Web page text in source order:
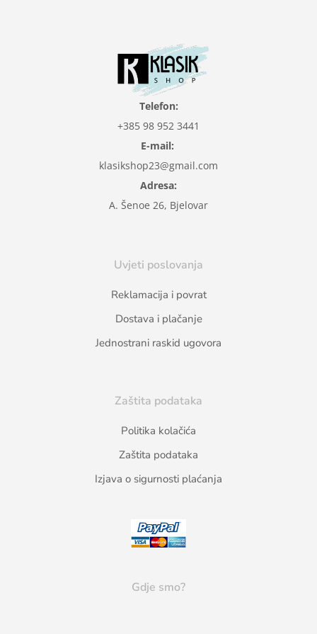
Telefon:
+385 98 952 3441
E-mail:
klasikshop23@gmail.com
Adresa:
A. Šenoe 26, Bjelovar
Uvjeti poslovanja
Reklamacija i povrat
Dostava i plačanje
Jednostrani raskid ugovora
Zaštita podataka
Politika kolačića
Zaštita podataka
Izjava o sigurnosti plaćanja
Gdje smo?